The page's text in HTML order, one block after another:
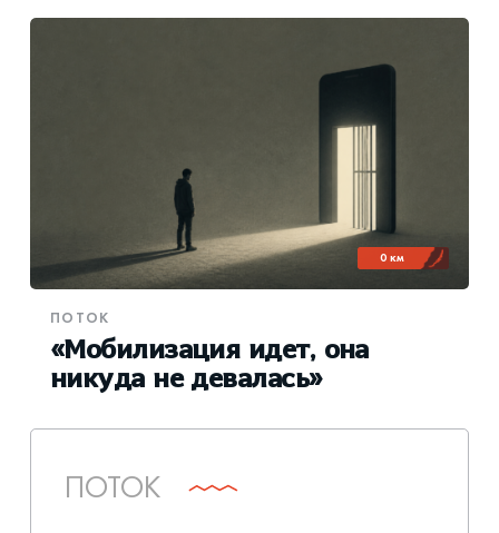
0 км
ПОТОК
«Мобилизация идет, она
никуда не девалась»
ПОТОК